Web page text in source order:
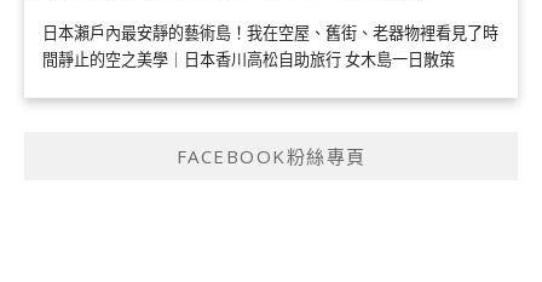
日本瀨戶內最安靜的藝術島！我在空屋、舊街、老器物裡看見了時
間靜止的空之美學｜日本香川高松自助旅行 女木島一日散策
FACEBOOK粉絲專頁